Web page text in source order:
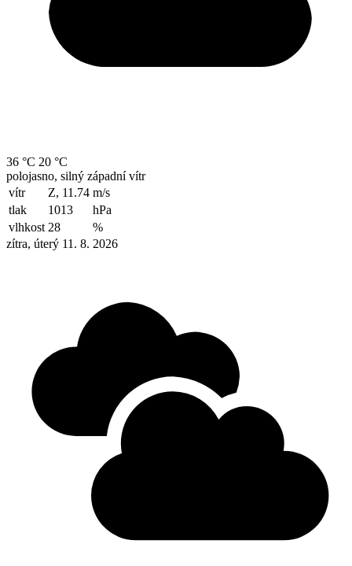
36 °C 20 °C
polojasno, silný západní vítr
vítr
Z, 11.74 m/s
tlak
1013
hPa
vlhkost 28
%
zítra, úterý 11. 8. 2026